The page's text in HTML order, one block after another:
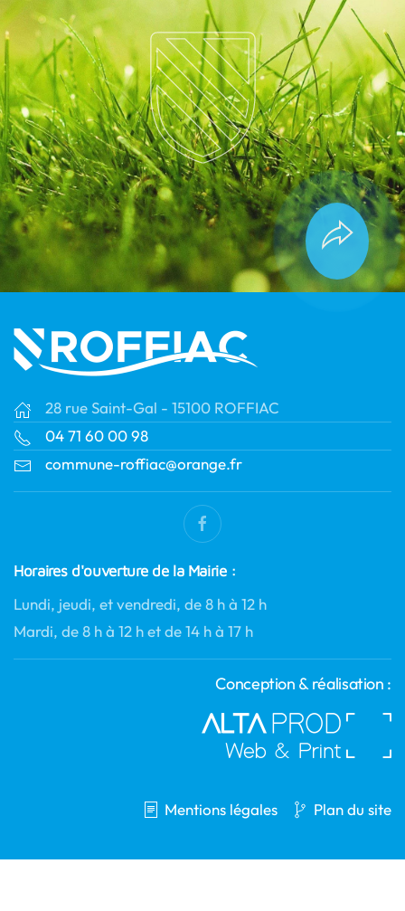
28 rue Saint-Gal - 15100 ROFFIAC
04 71 60 00 98
commune-roffiac@orange.fr
Horaires d'ouverture de la Mairie :
Lundi, jeudi, et vendredi, de 8 h à 12 h
Mardi, de 8 h à 12 h et de 14 h à 17 h
Conception & réalisation :
Mentions légales Plan du site